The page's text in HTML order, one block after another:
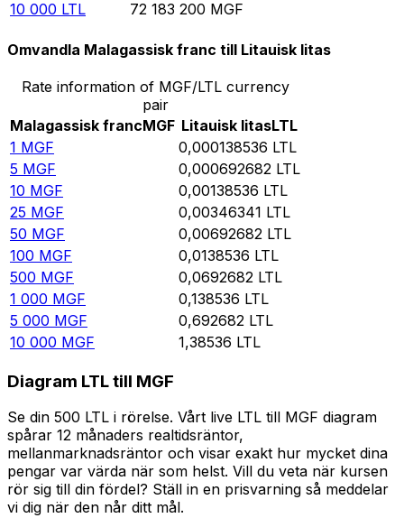
10 000 LTL 72 183 200 MGF
Omvandla Malagassisk franc till Litauisk litas
Rate information of MGF/LTL currency
pair
Malagassisk francMGF Litauisk litasLTL
1 MGF 0,000138536 LTL
5 MGF 0,000692682 LTL
10 MGF 0,00138536 LTL
25 MGF 0,00346341 LTL
50 MGF 0,00692682 LTL
100 MGF 0,0138536 LTL
500 MGF 0,0692682 LTL
1 000 MGF 0,138536 LTL
5 000 MGF 0,692682 LTL
10 000 MGF 1,38536 LTL
Diagram LTL till MGF
Se din 500 LTL i rörelse. Vårt live LTL till MGF diagram
spårar 12 månaders realtidsräntor,
mellanmarknadsräntor och visar exakt hur mycket dina
pengar var värda när som helst. Vill du veta när kursen
rör sig till din fördel? Ställ in en prisvarning så meddelar
vi dig när den når ditt mål.